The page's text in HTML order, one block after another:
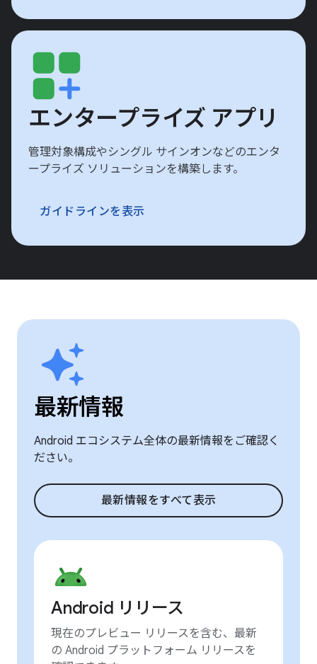
エンタープライズ アプリ
管理対象構成やシングル サインオンなどのエンタ
ープライズ ソリューションを構築します。
ガイドラインを表示
最新情報
Android エコシステム全体の最新情報をご確認く
ださい。
最新情報をすべて表示
Android リリース
現在のプレビュー リリースを含む、最新
の Android プラットフォーム リリースを